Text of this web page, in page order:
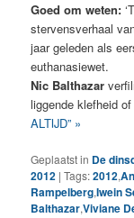
Goed om weten:
stervensverhaal
jaar geleden als
euthanasiewet.
Nic Balthazar
liggende klefheid
ALTIJD” »
Geplaatst in De
2012 |Tags:2012,
Rampelberg,Iwein
Balthazar,Viviane